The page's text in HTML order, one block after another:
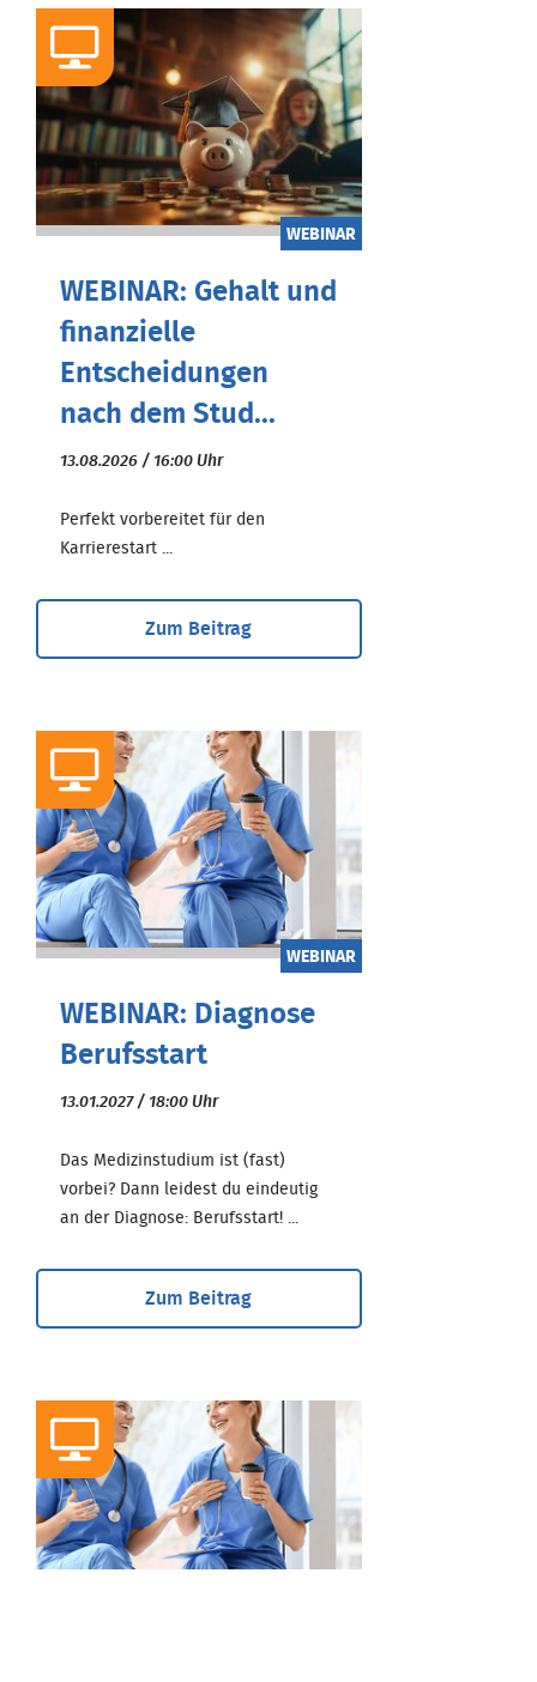
WEBINAR
WEBINAR: Gehalt und
finanzielle
Entscheidungen
nach dem Stud...
13.08.2026 / 16:00 Uhr
Perfekt vorbereitet für den
Karrierestart ...
Zum Beitrag
WEBINAR
WEBINAR: Diagnose
Berufsstart
13.01.2027 / 18:00 Uhr
Das Medizinstudium ist (fast)
vorbei? Dann leidest du eindeutig
an der Diagnose: Berufsstart! ...
Zum Beitrag